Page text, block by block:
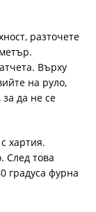
разточете
Върху
на руло,
да не се
хартия.
След това
градуса фурна